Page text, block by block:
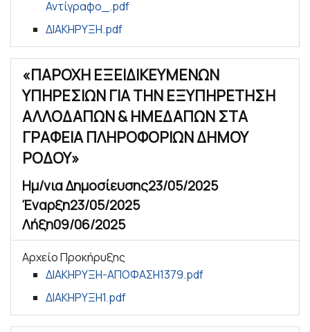
Αντίγραφο_.pdf
ΔΙΑΚΗΡΥΞΗ.pdf
«ΠΑΡΟΧΗ ΕΞΕΙΔΙΚΕΥΜΕΝΩΝ
ΥΠΗΡΕΣΙΩΝ ΓΙΑ ΤΗΝ ΕΞΥΠΗΡΕΤΗΣΗ
ΑΛΛΟΔΑΠΩΝ & ΗΜΕΔΑΠΩΝ ΣΤΑ
ΓΡΑΦΕΙΑ ΠΛΗΡΟΦΟΡΙΩΝ ΔΗΜΟΥ
ΡΟΔΟΥ»
Ημ/νια Δημοσίευσης23/05/2025
Έναρξη23/05/2025
Λήξη09/06/2025
Αρχείο Προκήρυξης
ΔΙΑΚΗΡΥΞΗ-ΑΠΟΦΑΣΗ1379.pdf
ΔΙΑΚΗΡΥΞΗ1.pdf